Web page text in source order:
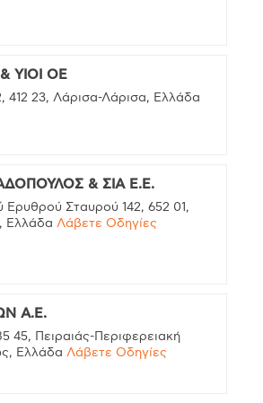
ΥΙΟΙ ΟΕ
412 23, Λάρισα-Λάρισα, Ελλάδα
& ΣΙΑ Ε.Ε.
Ερυθρού Σταυρού 142, 652 01,
Ελλάδα Λάβετε Οδηγίες
Α.Ε.
45, Πειραιάς-Περιφερειακή
Ελλάδα Λάβετε Οδηγίες